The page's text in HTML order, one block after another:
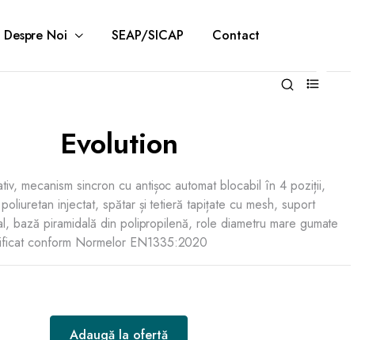
Despre Noi SEAP/SICAP Contact
Evolution
mecanism sincron cu antișoc automat blocabil în 4 poziții,
injectat, spătar și tetieră tapițate cu mesh, suport
bază piramidală din polipropilenă, role diametru mare gumate
conform Normelor EN1335:2020
Adaugă la ofertă